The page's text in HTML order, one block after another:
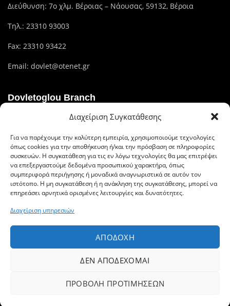
Διαχείριση Συγκατάθεσης
Για να παρέχουμε την καλύτερη εμπειρία, χρησιμοποιούμε τεχνολογίες
όπως cookies για την αποθήκευση ή/και την πρόσβαση σε πληροφορίες
συσκευών. Η συγκατάθεση για τις εν λόγω τεχνολογίες θα μας επιτρέψει
να επεξεργαστούμε δεδομένα προσωπικού χαρακτήρα, όπως
συμπεριφορά περιήγησης ή μοναδικά αναγνωριστικά σε αυτόν τον
ιστότοπο. Η μη συγκατάθεση ή η ανάκληση της συγκατάθεσης, μπορεί να
επηρεάσει αρνητικά ορισμένες λειτουργίες και δυνατότητες.
Διαχείριση υπηρεσιών
ΑΠΟΔΟΧΉ
ΔΕΝ ΑΠΟΔΈΧΟΜΑΙ
ΠΡΟΒΟΛΉ ΠΡΟΤΙΜΉΣΕΩΝ
Διεύθυνση: 7ο χλμ. Βέροιας – Νάουσας, 59132, Βέροια
Τηλ.: 23310 93003
Fax: 23310 93422
Email: dovlet@otenet.gr
Dovletoglou Branch
Διεύθυνση: Πίνδου 17, 59132,Βέροια
Τηλ.: 23310 60376
Fax: 23310 93422
Email: dovlet@otenet.gr
© 2019 Δοβλέτογλου, All Rights Reserved | Powered by